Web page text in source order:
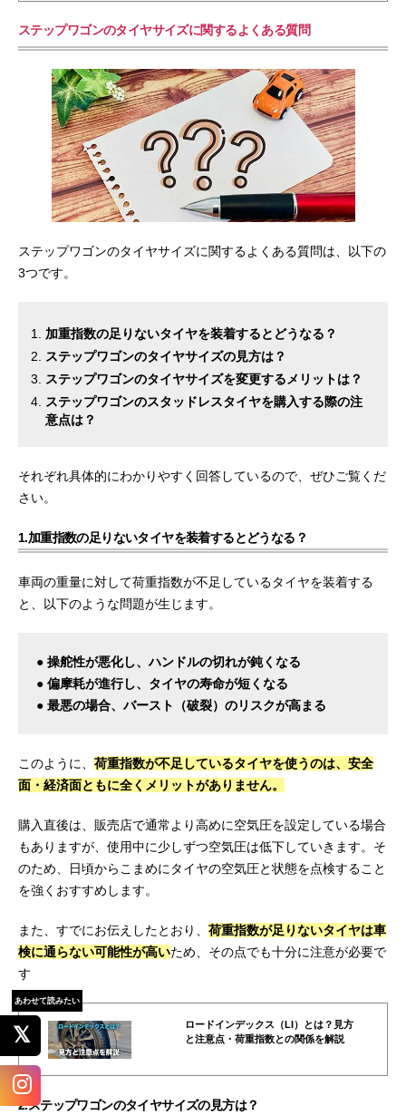
ステップワゴンのタイヤサイズに関するよくある質問
ステップワゴンのタイヤサイズに関するよくある質問は、以下の
3つです。
加重指数の足りないタイヤを装着するとどうなる？
ステップワゴンのタイヤサイズの見方は？
ステップワゴンのタイヤサイズを変更するメリットは？
ステップワゴンのスタッドレスタイヤを購入する際の注
意点は？
それぞれ具体的にわかりやすく回答しているので、ぜひご覧くだ
さい。
1.加重指数の足りないタイヤを装着するとどうなる？
車両の重量に対して荷重指数が不足しているタイヤを装着する
と、以下のような問題が生じます。
● 操舵性が悪化し、ハンドルの切れが鈍くなる
● 偏摩耗が進行し、タイヤの寿命が短くなる
● 最悪の場合、バースト（破裂）のリスクが高まる
このように、 荷重指数が不足しているタイヤを使うのは、安全
面・経済面ともに全くメリットがありません。
購入直後は、販売店で通常より高めに空気圧を設定している場合
もありますが、使用中に少しずつ空気圧は低下していきます。そ
のため、日頃からこまめにタイヤの空気圧と状態を点検すること
を強くおすすめします。
また、すでにお伝えしたとおり、 荷重指数が足りないタイヤは車
検に通らない可能性が高いため、その点でも十分に注意が必要で
す
あわせて読みたい
ロードインデックス（LI）とは？見方
と注意点・荷重指数との関係を解説
2.ステップワゴンのタイヤサイズの見方は？